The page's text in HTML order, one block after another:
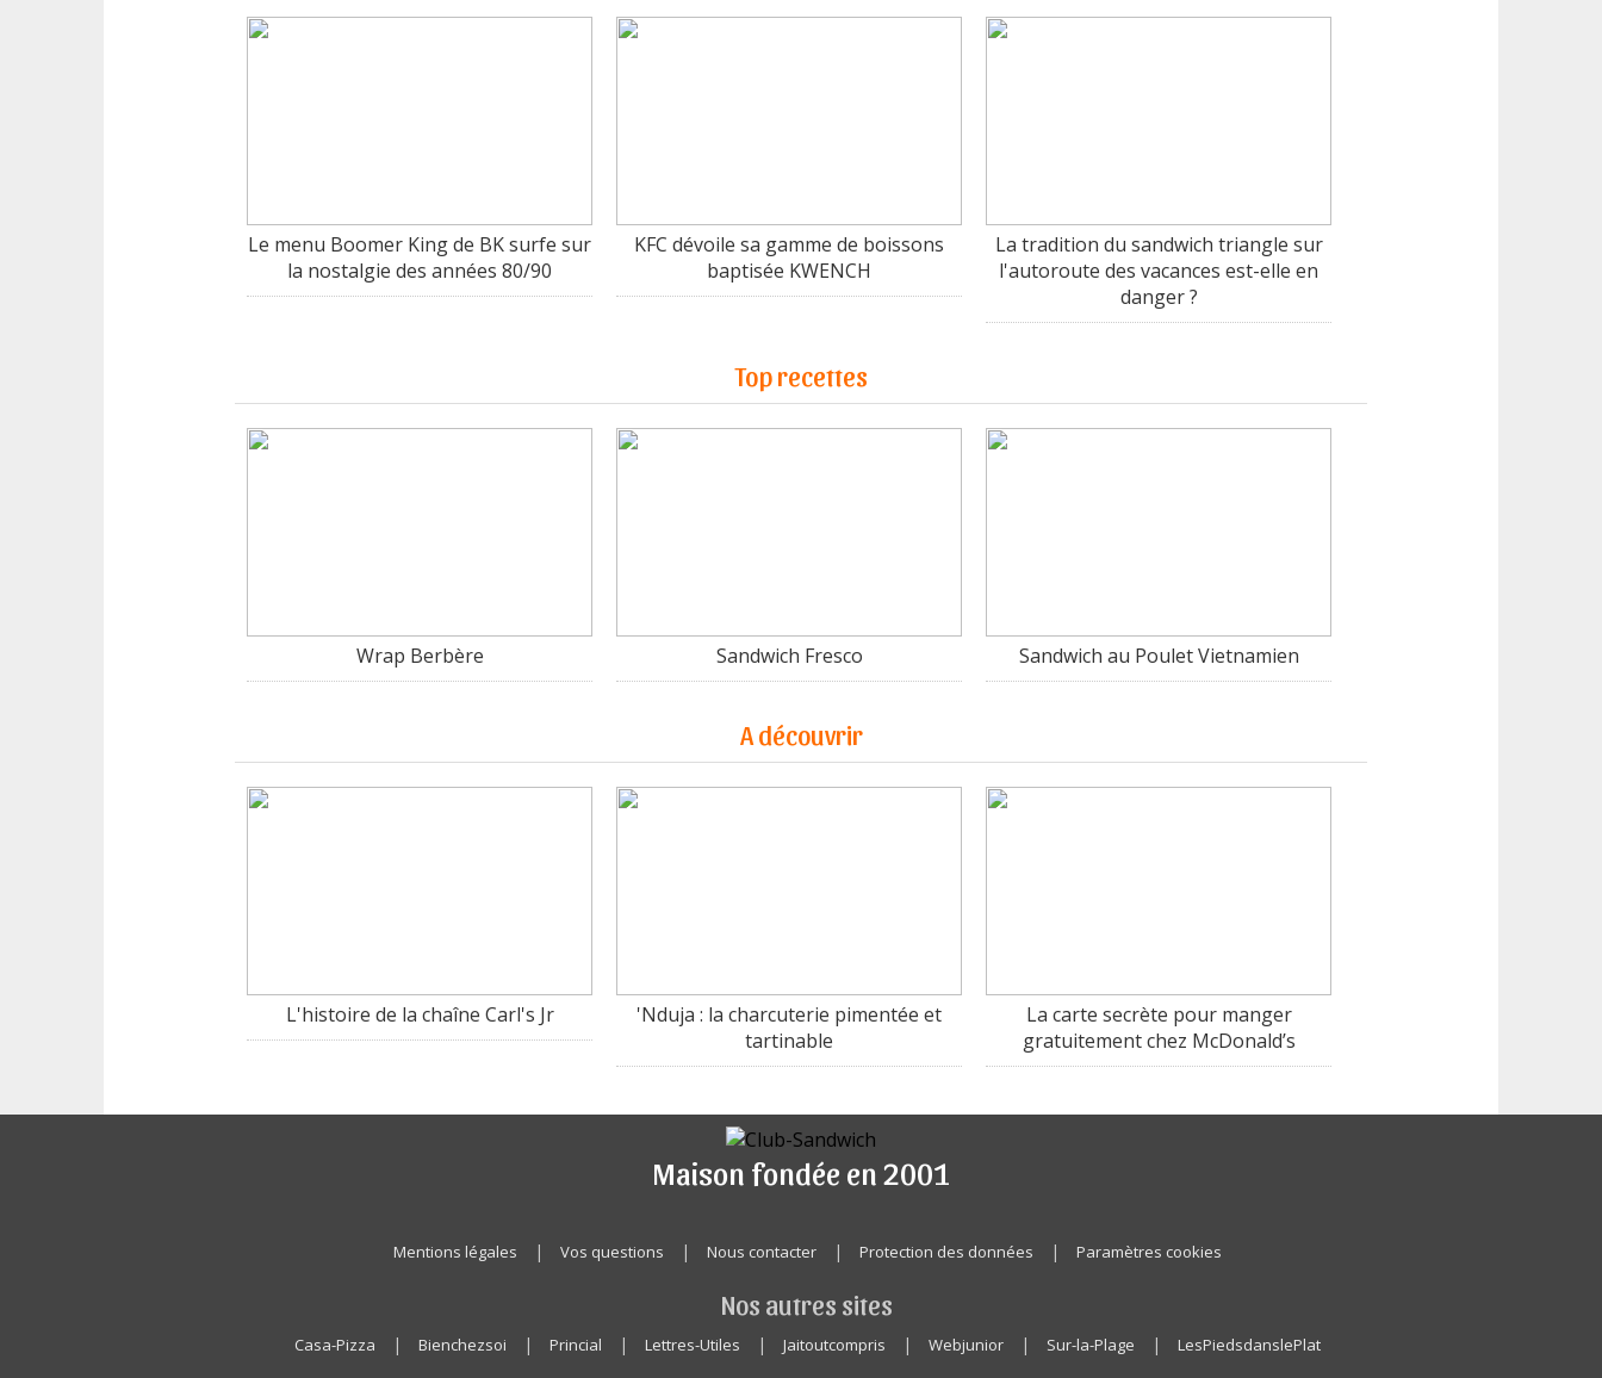
Le menu Boomer King de BK surfe sur
la nostalgie des années 80/90
KFC dévoile sa gamme de boissons
baptisée KWENCH
La tradition du sandwich triangle sur
l'autoroute des vacances est-elle en
danger ?
Top recettes
Wrap Berbère Sandwich Fresco Sandwich au Poulet Vietnamien
A découvrir
L'histoire de la chaîne Carl's Jr
'Nduja : la charcuterie pimentée et
tartinable
La carte secrète pour manger
gratuitement chez McDonald’s
Maison fondée en 2001
Mentions légales | Vos questions | Nous contacter | Protection des données | Paramètres cookies
Nos autres sites
Casa-Pizza | Bienchezsoi | Princial | Lettres-Utiles | Jaitoutcompris | Webjunior | Sur-la-Plage | LesPiedsdanslePlat